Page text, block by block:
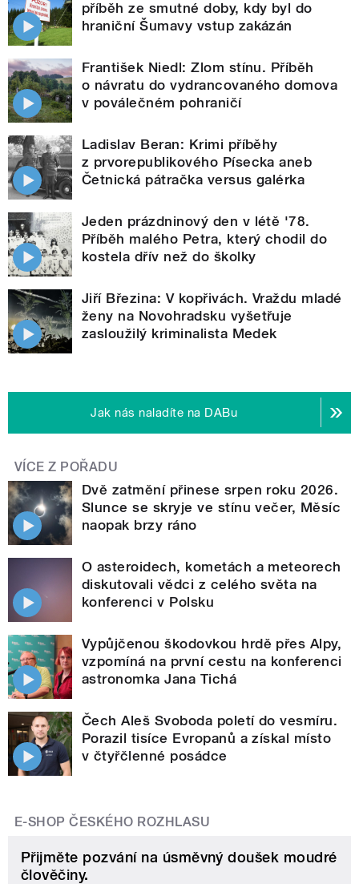
příběh ze smutné doby, kdy byl do
hraniční Šumavy vstup zakázán
František Niedl: Zlom stínu. Příběh
o návratu do vydrancovaného domova
v poválečném pohraničí
Ladislav Beran: Krimi příběhy
z prvorepublikového Písecka aneb
Četnická pátračka versus galérka
Jeden prázdninový den v létě '78.
Příběh malého Petra, který chodil do
kostela dřív než do školky
Jiří Březina: V kopřivách. Vraždu mladé
ženy na Novohradsku vyšetřuje
zasloužilý kriminalista Medek
Jak nás naladíte na DABu
VÍCE Z POŘADU
Dvě zatmění přinese srpen roku 2026.
Slunce se skryje ve stínu večer, Měsíc
naopak brzy ráno
O asteroidech, kometách a meteorech
diskutovali vědci z celého světa na
konferenci v Polsku
Vypůjčenou škodovkou hrdě přes Alpy,
vzpomíná na první cestu na konferenci
astronomka Jana Tichá
Čech Aleš Svoboda poletí do vesmíru.
Porazil tisíce Evropanů a získal místo
v čtyřčlenné posádce
E-SHOP ČESKÉHO ROZHLASU
Přijměte pozvání na úsměvný doušek moudré
člověčiny.